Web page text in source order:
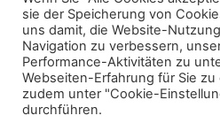
sie der Speicherung von
uns damit, die Website-
Navigation zu verbessern,
Performance-Aktivitäten zu
Webseiten-Erfahrung für Sie
zudem unter "Cookie-
durchführen.